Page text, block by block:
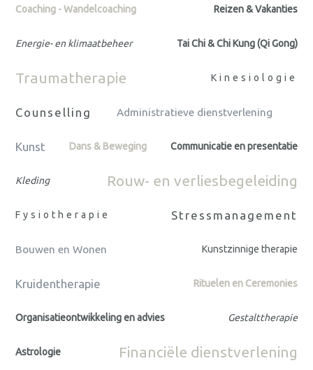
Coaching - Wandelcoaching Reizen & Vakanties
Energie- en klimaatbeheer Tai Chi & Chi Kung (Qi Gong)
Traumatherapie Kinesiologie
Counselling Administratieve dienstverlening
Kunst Dans & Beweging Communicatie en presentatie
Kleding Rouw- en verliesbegeleiding
Fysiotherapie Stressmanagement
Bouwen en Wonen Kunstzinnige therapie
Kruidentherapie Rituelen en Ceremonies
Organisatieontwikkeling en advies Gestalttherapie
Astrologie Financiële dienstverlening